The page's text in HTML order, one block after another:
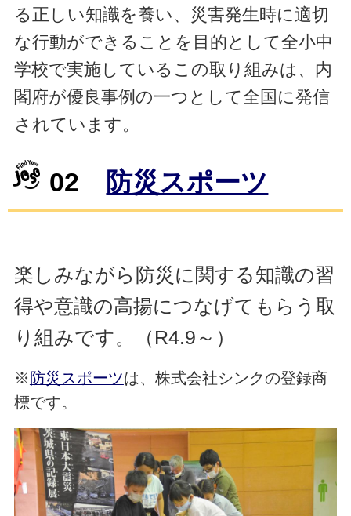
る正しい知識を養い、災害発生時に適切
な行動ができることを目的として全小中
学校で実施しているこの取り組みは、内
閣府が優良事例の一つとして全国に発信
されています。
02 防災スポーツ
楽しみながら防災に関する知識の習
得や意識の高揚につなげてもらう取
り組みです。（R4.9～）
※ 防災スポーツは、株式会社シンクの登録商
標です。